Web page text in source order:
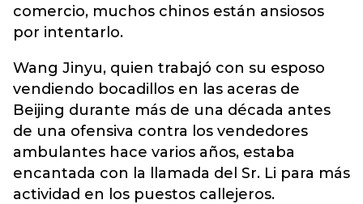
comercio, muchos chinos están ansiosos
por intentarlo.
Wang Jinyu, quien trabajó con su esposo
vendiendo bocadillos en las aceras de
Beijing durante más de una década antes
de una ofensiva contra los vendedores
ambulantes hace varios años, estaba
encantada con la llamada del Sr. Li para más
actividad en los puestos callejeros.